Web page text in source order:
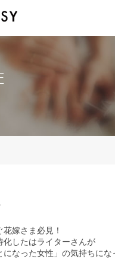
嫁さま必見！
化したはライターさんが
になった女性」の気持ちにな